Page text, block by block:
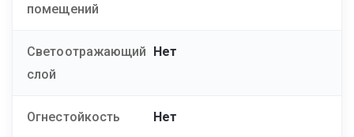
помещений
Светоотражающий
слой
Нет
Огнестойкость Нет